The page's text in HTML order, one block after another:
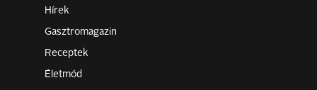
Hírek
Gasztromagazin
Receptek
Életmód